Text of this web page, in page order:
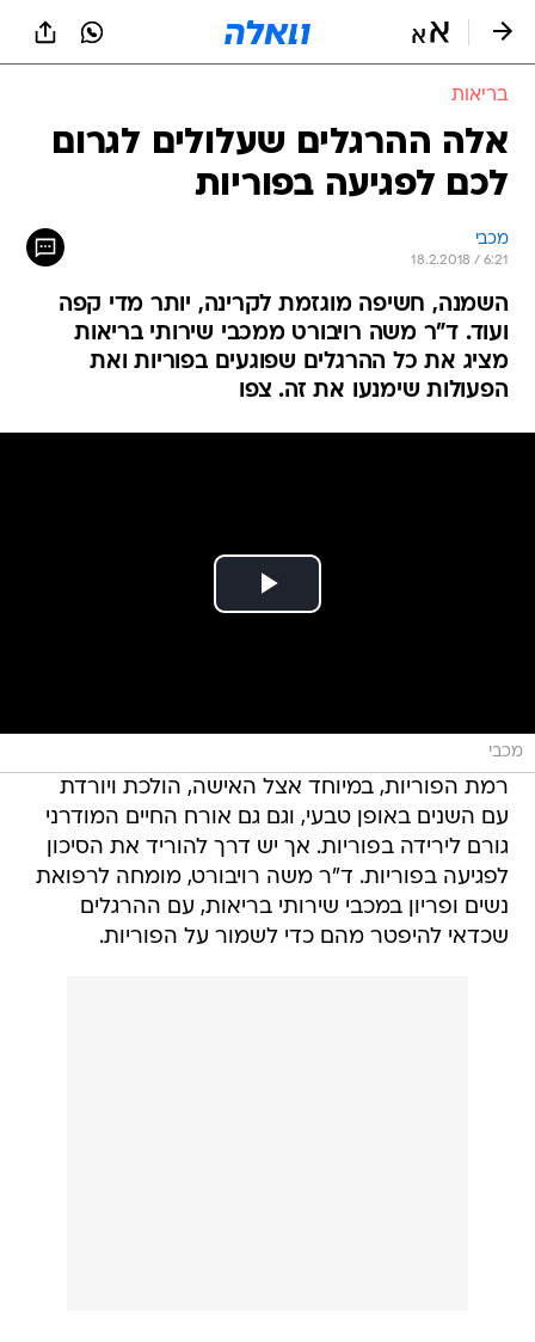
בריאות
אלה ההרגלים שעלולים לגרום
לכם לפגיעה בפוריות
מכבי
18.2.2018 / 6:21
השמנה, חשיפה מוגזמת לקרינה, יותר מדי קפה
ועוד. ד"ר משה רויבורט ממכבי שירותי בריאות
מציג את כל ההרגלים שפוגעים בפוריות ואת
הפעולות שימנעו את זה. צפו
מכבי
רמת הפוריות, במיוחד אצל האישה, הולכת ויורדת
עם השנים באופן טבעי, וגם גם אורח החיים המודרני
גורם לירידה בפוריות. אך יש דרך להוריד את הסיכון
לפגיעה בפוריות. ד"ר משה רויבורט, מומחה לרפואת
נשים ופריון במכבי שירותי בריאות, עם ההרגלים
שכדאי להיפטר מהם כדי לשמור על הפוריות.